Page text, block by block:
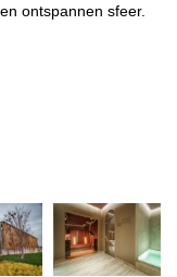
ontspannen sfeer.